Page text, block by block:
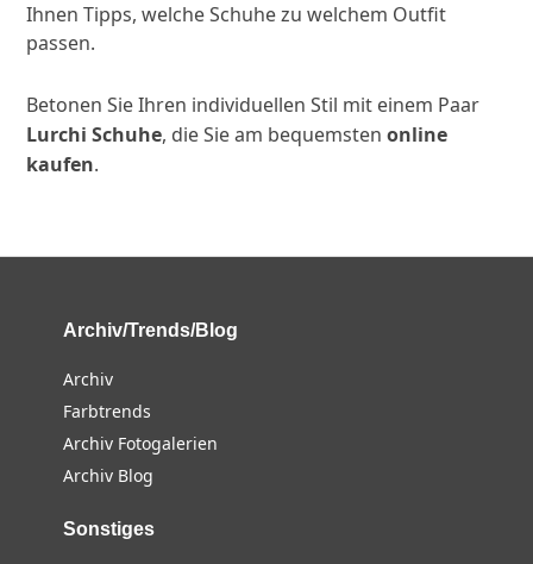
Ihnen Tipps, welche Schuhe zu welchem Outfit
passen.
Betonen Sie Ihren individuellen Stil mit einem Paar
Lurchi Schuhe, die Sie am bequemstenonline
kaufen.
Archiv/Trends/Blog
Archiv
Farbtrends
Archiv Fotogalerien
Archiv Blog
Sonstiges